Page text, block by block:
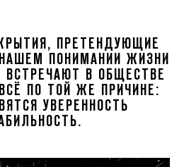
ПРЕТЕНДУЮЩИЕ
ПОНИМАНИИ ЖИЗНИ
ВСТРЕЧАЮТ В ОБЩЕСТВЕ
ПО ТОЙ ЖЕ ПРИЧИНЕ:
УВЕРЕННОСТЬ